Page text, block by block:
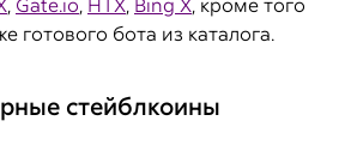
, Gate.io, HTX, Bing X, кроме того
готового бота из каталога.
стейблкоины